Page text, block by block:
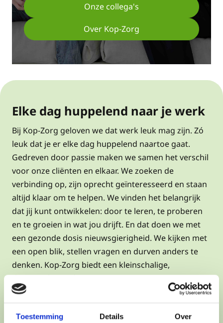
Toestemming Details Over
Onze collega's
Over Kop-Zorg
Elke dag huppelend naar je werk
Bij Kop-Zorg geloven we dat werk leuk mag zijn. Zó
leuk dat je er elke dag huppelend naartoe gaat.
Gedreven door passie maken we samen het verschil
voor onze cliënten en elkaar. We zoeken de
verbinding op, zijn oprecht geïnteresseerd en staan
altijd klaar om te helpen. We vinden het belangrijk
dat jij kunt ontwikkelen: door te leren, te proberen
en te groeien in wat jou drijft. En dat doen we met
een gezonde dosis nieuwsgierigheid. We kijken met
een open blik, stellen vragen en durven anders te
denken. Kop-Zorg biedt een kleinschalige,
dynamische werkomgeving waar ruimte is voor
initiatief, plezier en persoonlijke groei.
Bekijk onze vacatures of neem contact met ons op.